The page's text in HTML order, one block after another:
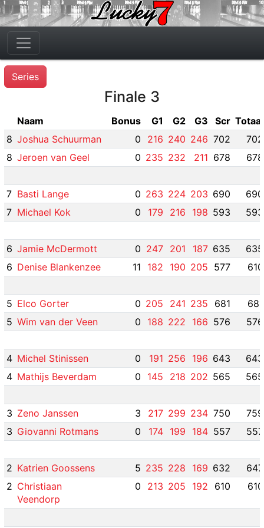
Series
Finale 3
Naam Bonus G1 G2 G3 Scr Totaal
8 Joshua Schuurman 0 216 240 246 702
702
8 Jeroen van Geel 0 235 232 211 678 678
7 Basti Lange 0 263 224 203 690
690
7 Michael Kok 0 179 216 198 593 593
6 Jamie McDermott 0 247 201 187 635
635
6 Denise Blankenzee 11 182 190 205 577 610
5 Elco Gorter 0 205 241 235 681
681
5 Wim van der Veen 0 188 222 166 576 576
4 Michel Stinissen 0 191 256 196 643
643
4 Mathijs Beverdam 0 145 218 202 565 565
3 Zeno Janssen 3 217 299 234 750
759
3 Giovanni Rotmans 0 174 199 184 557 557
2 Katrien Goossens 5 235 228 169 632
647
2 Christiaan
Veendorp
0 213 205 192 610 610